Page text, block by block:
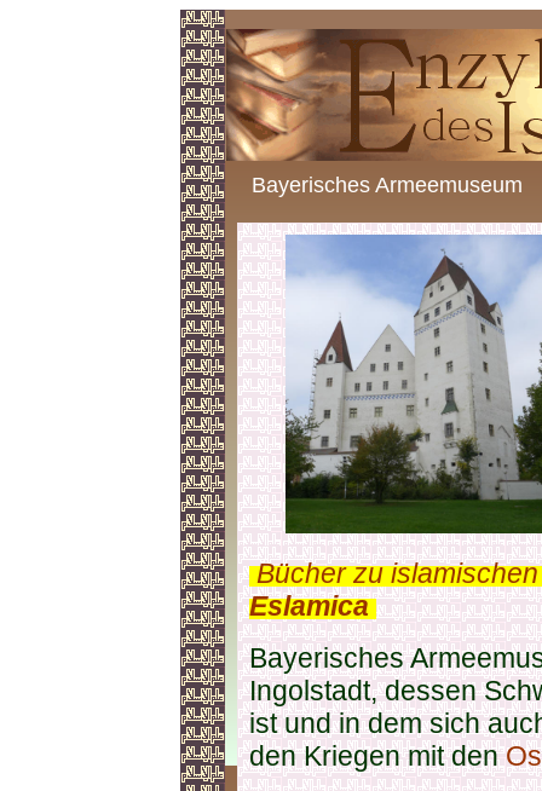
Bayerisches Armeemuseum
.Bücher zu
Eslamica.
Bayerisches
Ingolstadt, dessen
ist und in dem sich
den Kriegen mit den